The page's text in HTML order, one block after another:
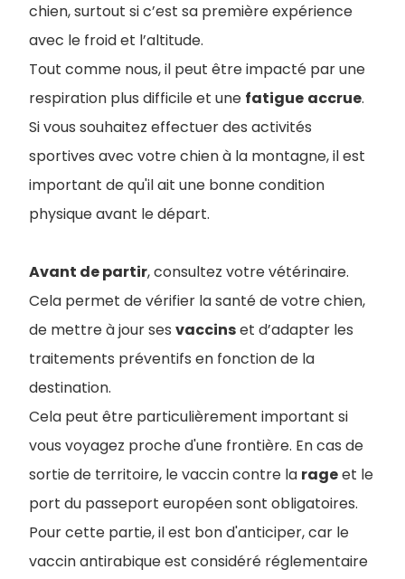
chien, surtout si c’est sa première expérience
avec le froid et l’altitude.
Tout comme nous, il peut être impacté par une
respiration plus difficile et une fatigue accrue.
Si vous souhaitez effectuer des activités
sportives avec votre chien à la montagne, il est
important de qu'il ait une bonne condition
physique avant le départ.
Avant de partir, consultez votre vétérinaire.
Cela permet de vérifier la santé de votre chien,
de mettre à jour ses vaccinset d’adapter les
traitements préventifs en fonction de la
destination.
Cela peut être particulièrement important si
vous voyagez proche d'une frontière. En cas de
sortie de territoire, le vaccin contre la rageet le
port du passeport européen sont obligatoires.
Pour cette partie, il est bon d'anticiper, car le
vaccin antirabique est considéré réglementaire